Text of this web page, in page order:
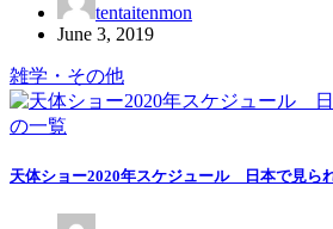
tentaitenmon
June 3, 2019
雑学・その他
天体ショー2020年スケジュール 日本で見ら